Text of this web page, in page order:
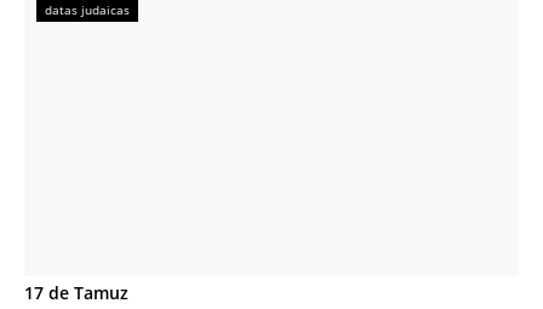
datas judaicas
17 de Tamuz